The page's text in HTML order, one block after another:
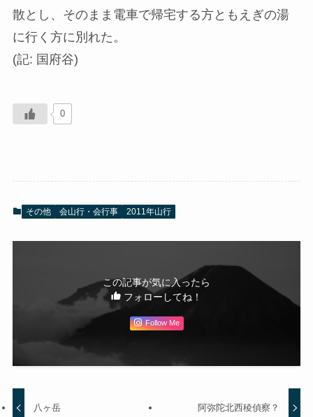
散とし、そのまま電車で帰宅する方ともえぎの湯
に行く方に別れた。
(記: 国府谷)
0
その他 会山行・会行事 2011年山行
この記事が気に入ったら
フォローしてね！
Follow Me
八ヶ岳 阿弥陀北西稜偵察？